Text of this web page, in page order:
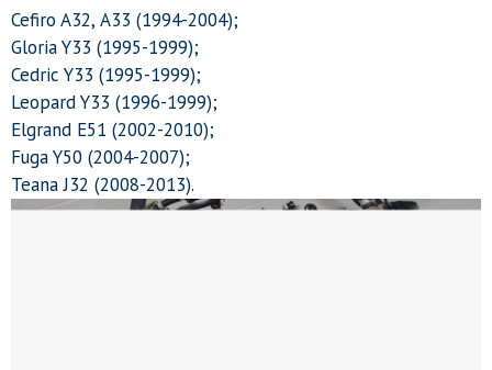
Cefiro A32, А33 (1994-2004);
Gloria Y33 (1995-1999);
Cedric Y33 (1995-1999);
Leopard Y33 (1996-1999);
Elgrand E51 (2002-2010);
Fuga Y50 (2004-2007);
Teana J32 (2008-2013).